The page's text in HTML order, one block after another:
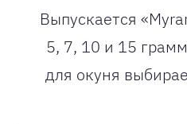
Выпускается
5, 7, 10 и 15
для окуня